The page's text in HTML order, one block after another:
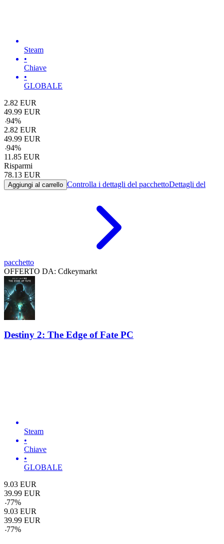
Steam
•
Chiave
•
GLOBALE
2.82 EUR
49.99 EUR
-94%
2.82 EUR
49.99 EUR
-94%
11.85 EUR
Risparmi
78.13 EUR
Aggiungi al carrello Controlla i dettagli del pacchettoDettagli del
pacchetto
OFFERTO DA: Cdkeymarkt
Destiny 2: The Edge of Fate PC
Steam
•
Chiave
•
GLOBALE
9.03 EUR
39.99 EUR
-77%
9.03 EUR
39.99 EUR
-77%